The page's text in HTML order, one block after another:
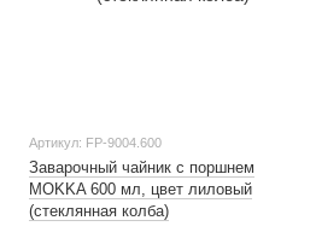
Артикул: FP-9004.600
Заварочный чайник с поршнем
MOKKA 600 мл, цвет лиловый
(стеклянная колба)